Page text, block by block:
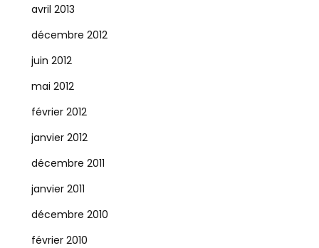
avril 2013
décembre 2012
juin 2012
mai 2012
février 2012
janvier 2012
décembre 2011
janvier 2011
décembre 2010
février 2010